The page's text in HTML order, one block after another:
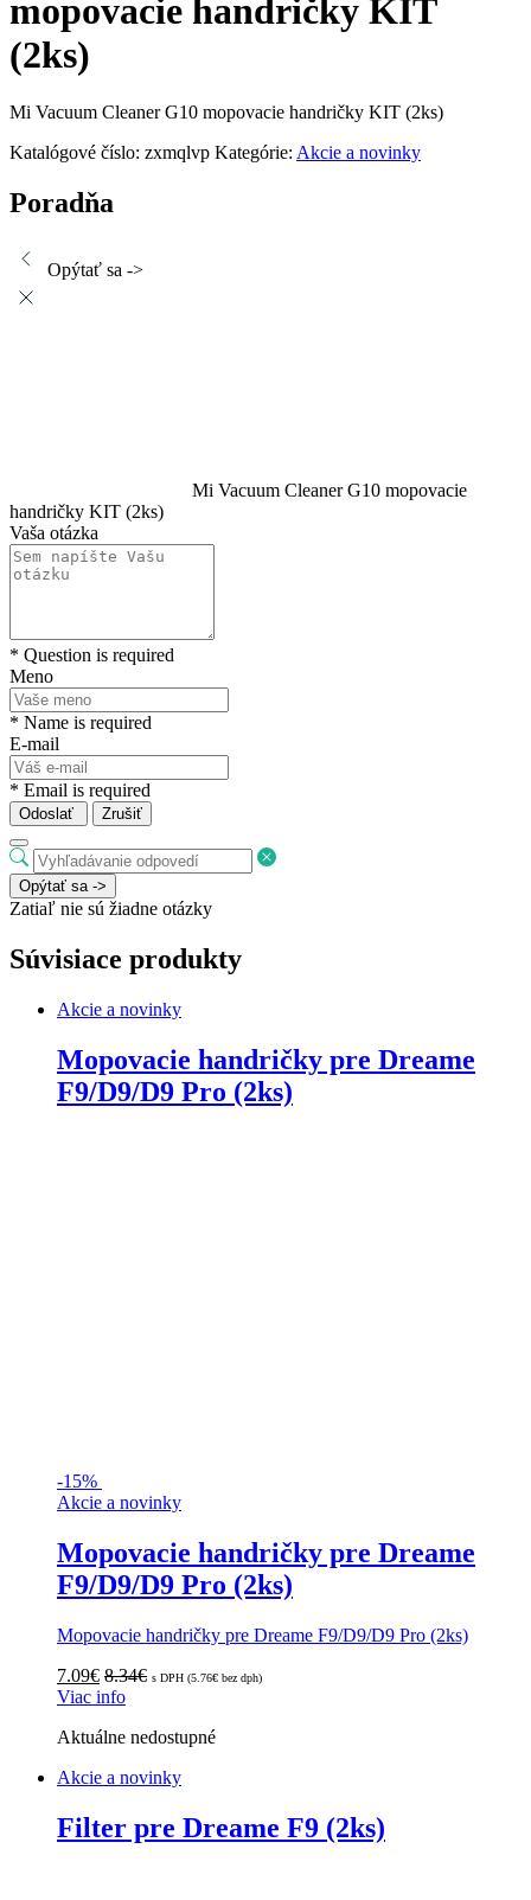
mopovacie handričky KIT
(2ks)
Mi Vacuum Cleaner G10 mopovacie handričky KIT (2ks)
Katalógové číslo: zxmqlvp Kategórie: Akcie a novinky
Poradňa
Opýtať sa ->
Mi Vacuum Cleaner G10 mopovacie
handričky KIT (2ks)
Vaša otázka
* Question is required
Meno
* Name is required
E-mail
* Email is required
Odoslať Zrušiť
Opýtať sa ->
Zatiaľ nie sú žiadne otázky
Súvisiace produkty
Akcie a novinky
Mopovacie handričky pre Dreame
F9/D9/D9 Pro (2ks)
-15%
Akcie a novinky
Mopovacie handričky pre Dreame
F9/D9/D9 Pro (2ks)
Mopovacie handričky pre Dreame F9/D9/D9 Pro (2ks)
7.09€ 8.34€ s DPH (5.76€ bez dph)
Viac info
Aktuálne nedostupné
Akcie a novinky
Filter pre Dreame F9 (2ks)